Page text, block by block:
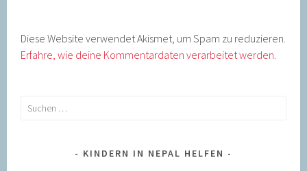
Diese Website verwendet Akismet, um Spam zu reduzieren.
Erfahre, wie deine Kommentardaten verarbeitet werden.
Suchen
KINDERN IN NEPAL HELFEN